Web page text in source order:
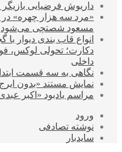
داریوش فرضیایی
«مرد سه هزار چهره» در
مسعود شصتچی می‌شود
انواع قاب بندی دیوار
دکارت؛ تحولی لوکس،
داخلی
نگاهی به سه قسمت
نمایش مستند «بدون
مراسم یادبود «اکبر
ورود
نوشته تصادفی
سایدبار